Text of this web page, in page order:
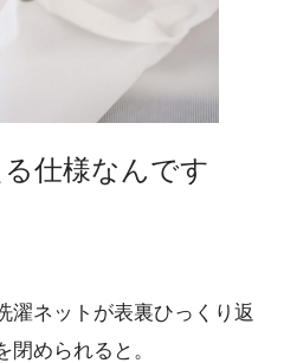
仕様なんです
濯ネットが表裏ひっくり返
められると。